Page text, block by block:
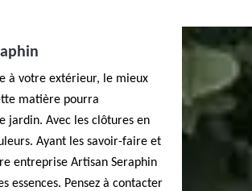
à votre extérieur, le mieux
matière pourra
jardin. Avec les clôtures en
Ayant les savoir-faire et
entreprise Artisan Seraphin
essences. Pensez à contacter